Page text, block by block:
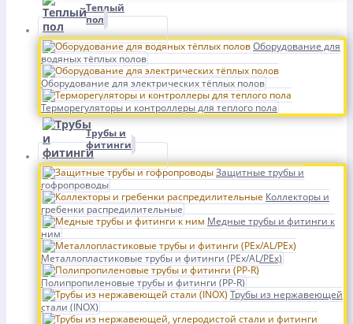
Теплый
пол
Оборудование для
водяных тёплых полов
Оборудование для электрических тёплых полов
Терморегуляторы и контроллеры для теплого пола
Трубы и
фитинги
Защитные трубы и
гофропроводы
Коллекторы и
гребенки распредилительные
Медные трубы и фитинги к
ним
Металлопластиковые трубы и фитинги (PEx/AL/PEx)
Полипропиленовые трубы и фитинги (PP-R)
Трубы из нержавеющей
стали (INOX)